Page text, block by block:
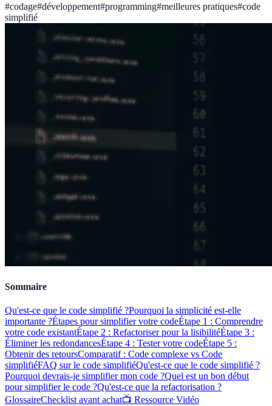
#codage#développement#programming#meilleures pratiques#code
simplifié
Sommaire
Qu'est-ce que le code simplifié ?Pourquoi la simplicité est-elle
importante ?Étapes pour simplifier votre codeÉtape 1 : Comprendre
votre code existantÉtape 2 : Refactoriser pour la lisibilitéÉtape 3 :
Éliminer les redondancesÉtape 4 : Tester votre codeÉtape 5 :
Obtenir des retoursComparatif : Code complexe vs Code
simplifiéFAQ sur le code simplifiéQu'est-ce que le code simplifié ?
Pourquoi devrais-je simplifier mon code ?Quel est un bon début
pour simplifier le code ?Qu'est-ce que la refactorisation ?
GlossaireChecklist avant achat📺 Ressource Vidéo